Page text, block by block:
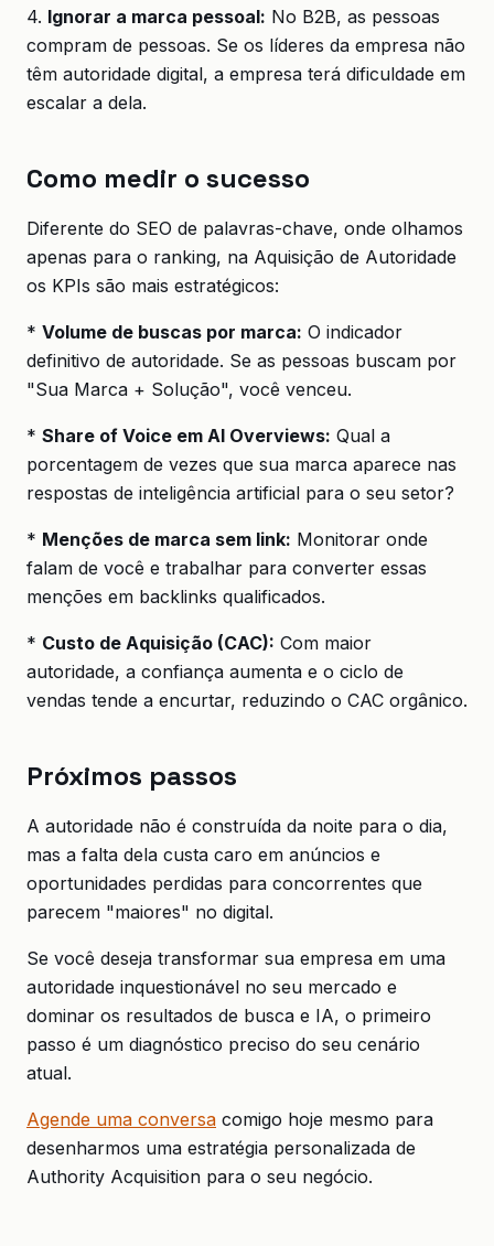
4. Ignorar a marca pessoal: No B2B, as pessoas
compram de pessoas. Se os líderes da empresa não
têm autoridade digital, a empresa terá dificuldade em
escalar a dela.
Como medir o sucesso
Diferente do SEO de palavras-chave, onde olhamos
apenas para o ranking, na Aquisição de Autoridade
os KPIs são mais estratégicos:
* Volume de buscas por marca: O indicador
definitivo de autoridade. Se as pessoas buscam por
"Sua Marca + Solução", você venceu.
* Share of Voice em AI Overviews: Qual a
porcentagem de vezes que sua marca aparece nas
respostas de inteligência artificial para o seu setor?
* Menções de marca sem link: Monitorar onde
falam de você e trabalhar para converter essas
menções em backlinks qualificados.
* Custo de Aquisição (CAC): Com maior
autoridade, a confiança aumenta e o ciclo de
vendas tende a encurtar, reduzindo o CAC orgânico.
Próximos passos
A autoridade não é construída da noite para o dia,
mas a falta dela custa caro em anúncios e
oportunidades perdidas para concorrentes que
parecem "maiores" no digital.
Se você deseja transformar sua empresa em uma
autoridade inquestionável no seu mercado e
dominar os resultados de busca e IA, o primeiro
passo é um diagnóstico preciso do seu cenário
atual.
Agende uma conversa comigo hoje mesmo para
desenharmos uma estratégia personalizada de
Authority Acquisition para o seu negócio.